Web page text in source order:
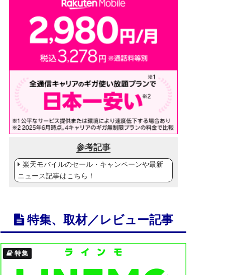
参考記事
楽天モバイルのセール・キャンペーンや最新
ニュース記事はこちら！
特集、取材／レビュー記事
特集